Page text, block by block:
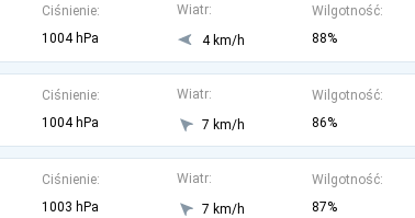
Ciśnienie:
1004 hPa
Wiatr:
4 km/h
Wilgotność:
88%
Ciśnienie:
1004 hPa
Wiatr:
7 km/h
Wilgotność:
86%
Ciśnienie:
1003 hPa
Wiatr:
7 km/h
Wilgotność:
87%